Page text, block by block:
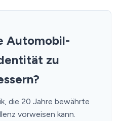
Automobil-
zu
die 20 Jahre bewährte
vorweisen kann.